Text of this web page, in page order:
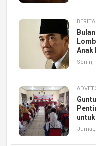
BERITA
Anak
Senin,
Jumat,